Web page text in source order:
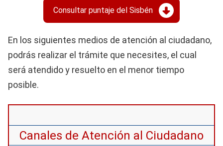
Consultar puntaje del Sisbén
En los siguientes medios de atención al ciudadano,
podrás realizar el trámite que necesites, el cual
será atendido y resuelto en el menor tiempo
posible.
Canales de Atención al Ciudadano